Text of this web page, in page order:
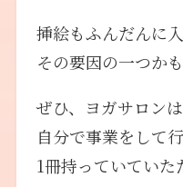
挿絵もふんだんに
その要因の一つか
ぜひ、ヨガサロン
自分で事業をして
1冊持っていていた